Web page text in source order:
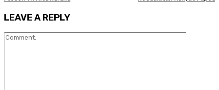
LEAVE A REPLY